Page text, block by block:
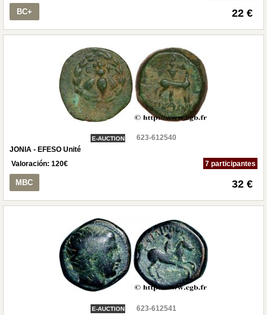
BC+ 22 €
E-AUCTION
623-612540
JONIA - EFESO Unité
Valoración: 120€ 7 participantes
MBC 32 €
E-AUCTION
623-612541